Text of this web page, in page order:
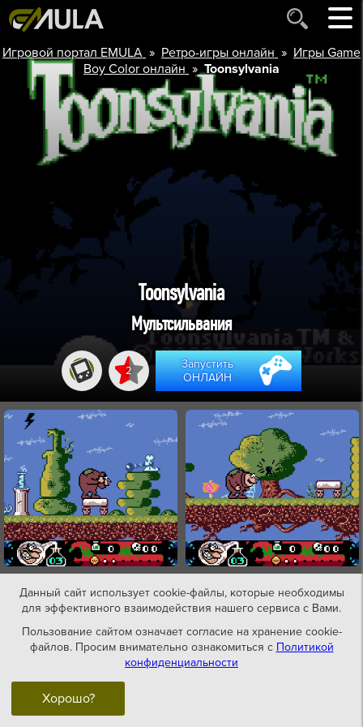
Игровой портал EMULA » Ретро-игры онлайн » Игры Game
Boy Color онлайн »Toonsylvania
Toonsylvania
Мультсильвания
2
Запустить
ОНЛАЙН
Данный сайт использует cookie-файлы, которые необходимы
для эффективного взаимодействия нашего сервиса с Вами.
Пользование сайтом означает согласие на хранение cookie-
файлов. Просим внимательно ознакомиться с Политикой
конфиденциальности
Хорошо?